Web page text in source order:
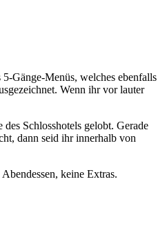
Gänge-Menüs, welches ebenfalls
Wenn ihr vor lauter
Schlosshotels gelobt. Gerade
dann seid ihr innerhalb von
keine Extras.